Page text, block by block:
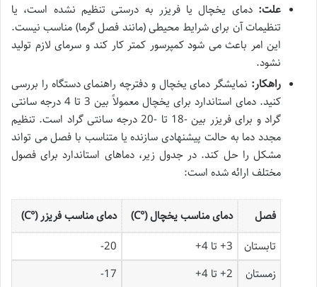
علت: دمای یخچال یا فریزر به درستی تنظیم نشده است، یا
تنظیمات آن برای شرایط محیطی (مانند فصل گرما) مناسب نیست.
این امر باعث می شود کمپرسور کمتر کار کند و سرمای لازم تولید
نشود.
راهکار: نمایشگر دمای یخچال و دفترچه راهنمای دستگاه را بررسی
کنید. دمای استاندارد برای یخچال معمولاً بین 3 تا 4 درجه سانتی
گراد و برای فریزر بین -18 تا -20 درجه سانتی گراد است. تنظیم
مجدد دما به حالت پیشنهادی سازنده یا متناسب با فصل می تواند
مشکل را حل کند. در جدول زیر، دماهای استاندارد برای فصول
مختلف ارائه شده است:
فصل دمای مناسب یخچال (°C)
دمای مناسب فریزر (°C)
تابستان
3+ تا 4+
20-
زمستان
2+ تا 4+ 17-